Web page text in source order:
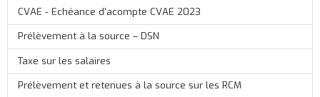
CVAE - Echéance d'acompte CVAE 2023
Prélèvement à la source – DSN
Taxe sur les salaires
Prélèvement et retenues à la source sur les RCM